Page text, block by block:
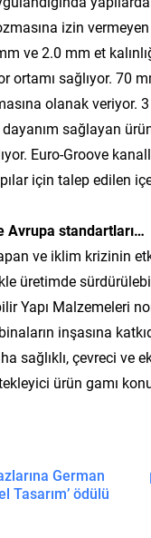
izin
ve 2.0 mm et
ortamı sağlıyor. 70
olanak veriyor.
sağlayan
Euro-Groove
için talep edilen
Avrupa standartları…
ve iklim krizinin
üretimde
Yapı Malzemeleri
inşasına
sağlıklı, çevreci
ürün gamı
German
Tasarım’ ödülü